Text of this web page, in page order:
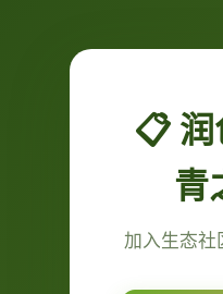
📋
青
加入生态